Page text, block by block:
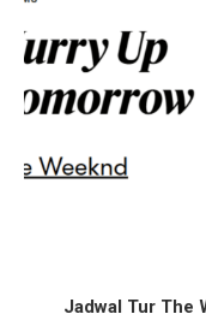
Jadwal Tur The